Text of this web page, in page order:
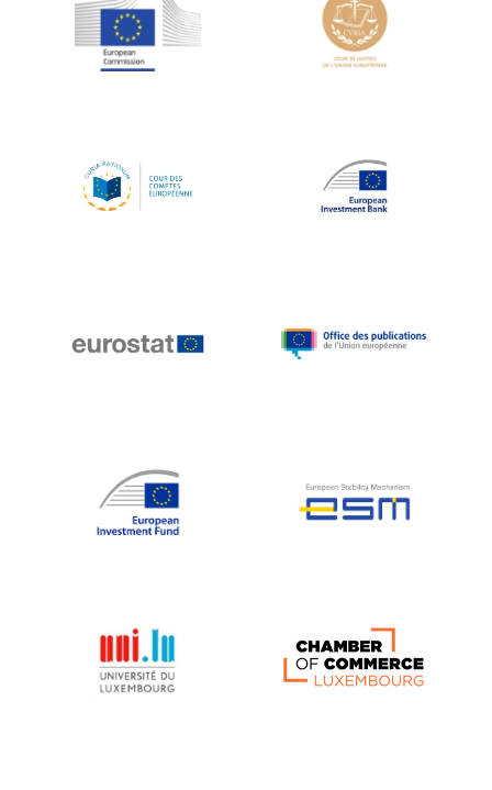
Jean-Louis Schiltz
Jean-Victor Louis
Johnny Åkerholm
Katharien L.C. Hunt
Klaus-Heiner Lehne
Koen LENAERTS
Lars Heikensten
Lucas Papademos
Máire Geoghegan-Quinn